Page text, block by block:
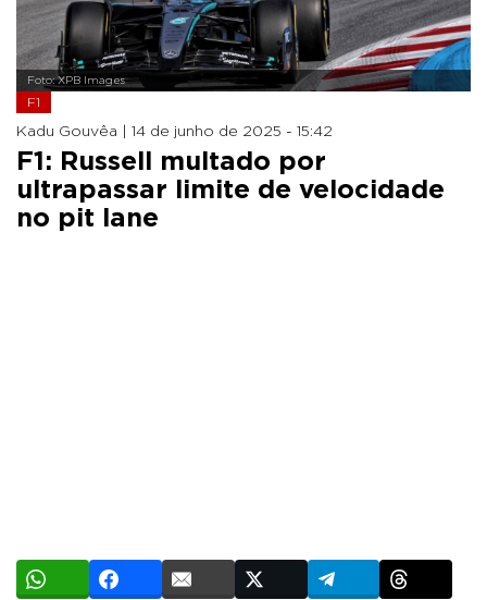
Foto: XPB Images
F1
Kadu Gouvêa | 14 de junho de 2025 - 15:42
F1: Russell multado por
ultrapassar limite de velocidade
no pit lane